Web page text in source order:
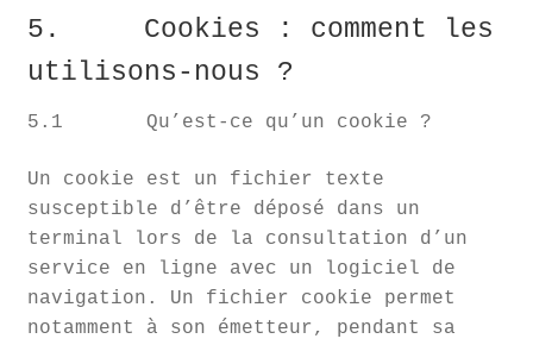
5. Cookies : comment les
utilisons-nous ?
5.1 Qu’est-ce qu’un cookie ?
Un cookie est un fichier texte
susceptible d’être déposé dans un
terminal lors de la consultation d’un
service en ligne avec un logiciel de
navigation. Un fichier cookie permet
notamment à son émetteur, pendant sa